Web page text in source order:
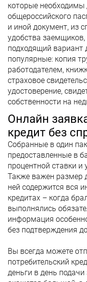
которые необходимы
общероссийского
и иной документ, из
удобства
подходящий вариант
популярные: копия
работодателем,
страховое
удостоверение,
собственности на
Онлайн
кредит без
Собранные в один
предоставленные в
процентной ставки
Также важен размер
ней содержится вся
кредитах – когда
выполнялись
информация
без подтверждения
Вы всегда можете
потребительский
деньги в день